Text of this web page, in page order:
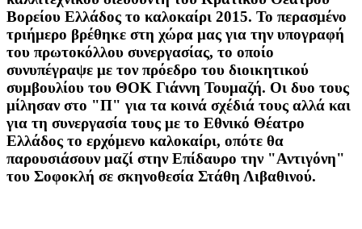
Βορείου Ελλάδος το καλοκαίρι 2015. Το περασμένο
τριήμερο βρέθηκε στη χώρα μας για την υπογραφή
του πρωτοκόλλου συνεργασίας, το οποίο
συνυπέγραψε με τον πρόεδρο του διοικητικού
συμβουλίου του ΘΟΚ Γιάννη Τουμαζή. Οι δυο τους
μίλησαν στο "Π" για τα κοινά σχέδιά τους αλλά και
για τη συνεργασία τους με το Εθνικό Θέατρο
Ελλάδος το ερχόμενο καλοκαίρι, οπότε θα
παρουσιάσουν μαζί στην Επίδαυρο την "Αντιγόνη"
του Σοφοκλή σε σκηνοθεσία Στάθη Λιβαθινού.